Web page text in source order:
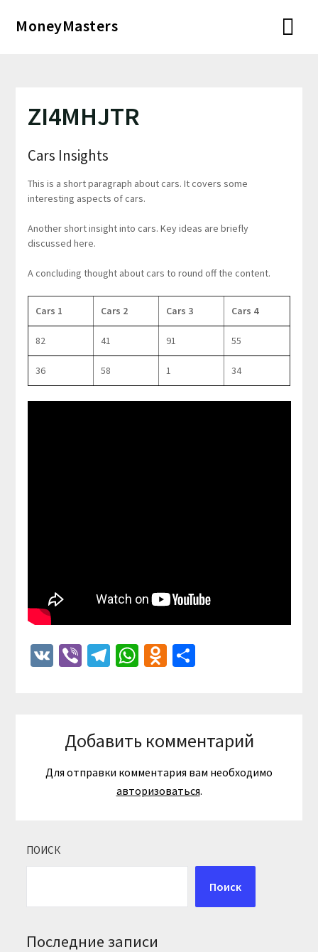
MoneyMasters
ZI4MHJTR
Cars Insights
This is a short paragraph about cars. It covers some
interesting aspects of cars.
Another short insight into cars. Key ideas are briefly
discussed here.
A concluding thought about cars to round off the content.
Cars 1 Cars 2 Cars 3 Cars 4
82 41 91 55
36 58 1 34
VKViberTelegram
WhatsApp
Odnoklassniki
Отправить
Добавить комментарий
Для отправки комментария вам необходимо
авторизоваться.
ПОИСК
Поиск
Последние записи